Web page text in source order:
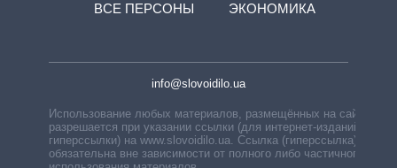
ВСЕ ПЕРСОНЫ
ЭКОНОМИКА
info@slovoidilo.ua
Использование любых материалов, размещённых на сайте,
разрешается при указании ссылки (для интернет-изданий —
гиперссылки) на www.slovoidilo.ua. Ссылка (гиперссылка)
обязательна вне зависимости от полного либо частичного